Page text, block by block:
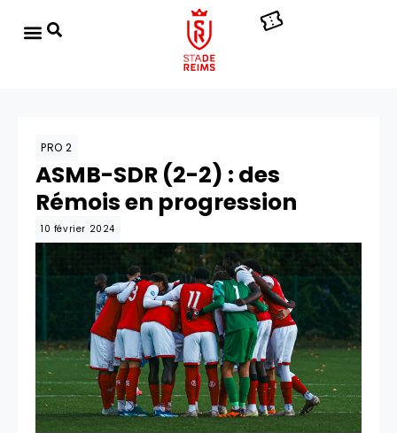
PRO 2
ASMB-SDR (2-2) : des
Rémois en progression
10 février 2024